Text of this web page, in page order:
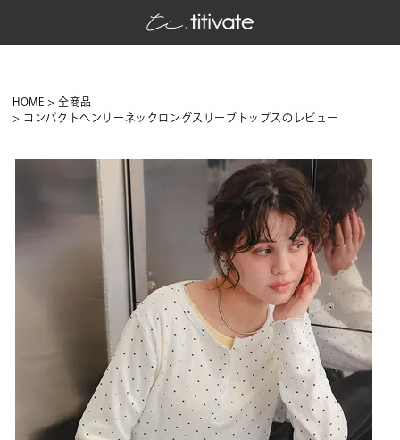
HOME
全商品
コンパクトヘンリーネックロングスリーブトップスのレビュー